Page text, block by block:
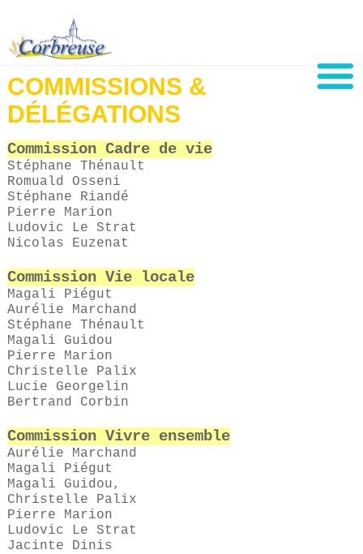
COMMISSIONS &
DÉLÉGATIONS
Commission Cadre de vie
Stéphane Thénault
Romuald Osseni
Stéphane Riandé
Pierre Marion
Ludovic
Le Strat
Nicolas Euzenat
Commission Vie locale
Magali Piégut
Aurélie Marchand
Stéphane Thénault
Magali Guidou
Pierre Marion
Christelle Palix
Lucie Georgelin
Bertrand Corbin
Commission Vivre ensemble
Aurélie Marchand
Magali Piégut
Magali Guidou,
Christelle Palix
Pierre Marion
Ludovic
Le Strat
Jacinte Dinis